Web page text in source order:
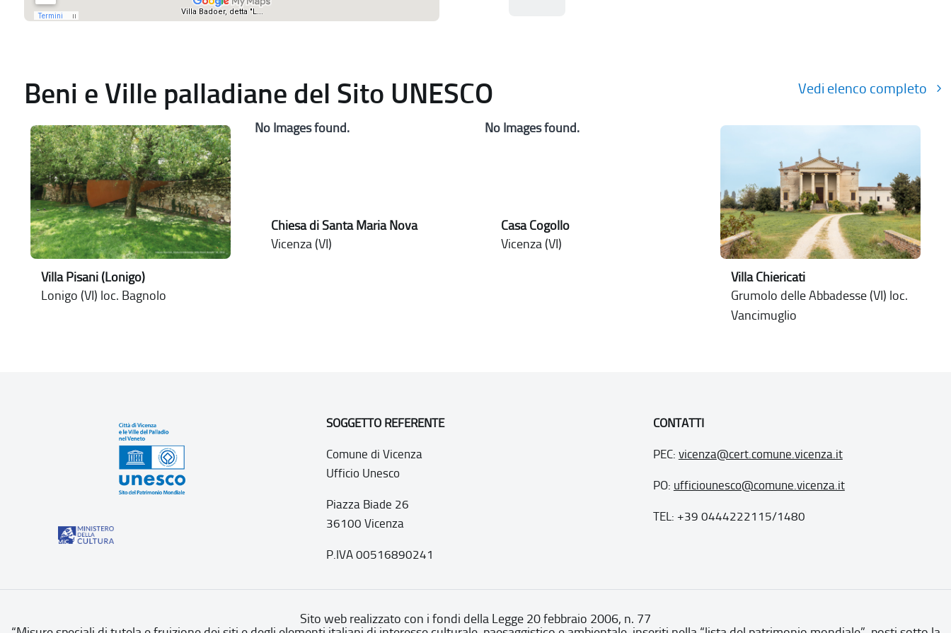
Beni e Ville palladiane del Sito UNESCO Vedi elenco completo
Villa Pisani (Lonigo)
Lonigo (VI) loc. Bagnolo
No Images found.
Chiesa di Santa Maria Nova
Vicenza (VI)
No Images found.
Casa Cogollo
Vicenza (VI)
Villa Chiericati
Grumolo delle Abbadesse (VI) loc.
Vancimuglio
SOGGETTO REFERENTE
Comune di Vicenza
Ufficio Unesco
Piazza Biade 26
36100 Vicenza
P.IVA 00516890241
CONTATTI
PEC: vicenza@cert.comune.vicenza.it
PO: ufficiounesco@comune.vicenza.it
TEL: +39 0444222115/1480
Sito web realizzato con i fondi della Legge 20 febbraio 2006, n. 77